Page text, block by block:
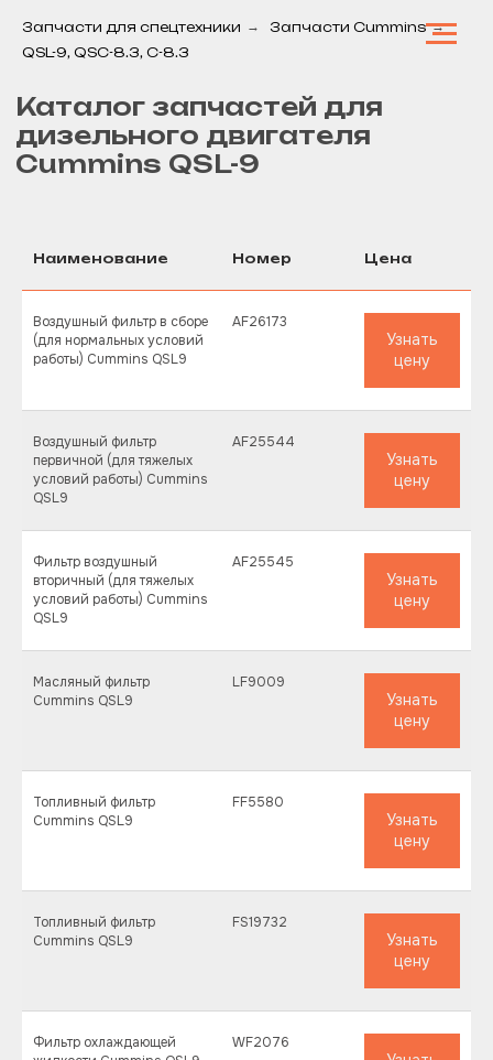
Запчасти для спецтехники → Запчасти Cummins →
QSL-9, QSC-8.3, C-8.3
дизельного двигателя
Cummins QSL-9
Наименование Номер Цена
Воздушный фильтр в сборе
(для нормальных условий
работы) Cummins QSL9
AF26173
Узнать
цену
Воздушный фильтр
первичной (для тяжелых
условий работы) Cummins
QSL9
AF25544
Узнать
цену
Фильтр воздушный
вторичный (для тяжелых
условий работы) Cummins
QSL9
AF25545
Узнать
цену
Масляный фильтр
Cummins QSL9
LF9009
Узнать
цену
Топливный фильтр
Cummins QSL9
FF5580
Узнать
цену
Топливный фильтр
Cummins QSL9
FS19732
Узнать
цену
Фильтр охлаждающей
WF2076